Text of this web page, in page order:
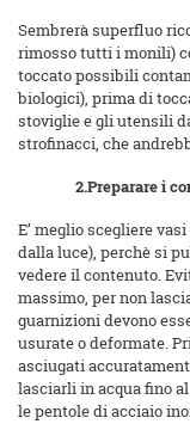
Sembrerà superfluo
rimosso tutti i monili)
toccato possibili
biologici), prima di
stoviglie e gli utensili
strofinacci, che
2.Preparare i
E’ meglio scegliere
dalla luce), perchè si
vedere il contenuto.
massimo, per non
guarnizioni devono
usurate o deformate.
asciugati
lasciarli in acqua fino
le pentole di acciaio